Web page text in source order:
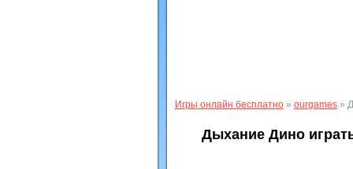
Игры онлайн бесплатно » ourgames »
Дыхание Дино